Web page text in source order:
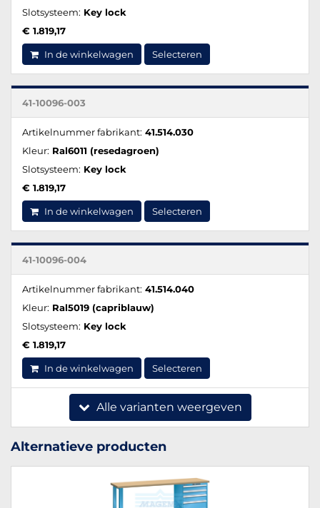
Slotsysteem: Key lock
€ 1.819,17
In de winkelwagen Selecteren
41-10096-003
Artikelnummer fabrikant: 41.514.030
Kleur: Ral6011 (resedagroen)
Slotsysteem: Key lock
€ 1.819,17
In de winkelwagen Selecteren
41-10096-004
Artikelnummer fabrikant: 41.514.040
Kleur: Ral5019 (capriblauw)
Slotsysteem: Key lock
€ 1.819,17
In de winkelwagen Selecteren
Alle varianten weergeven
Alternatieve producten